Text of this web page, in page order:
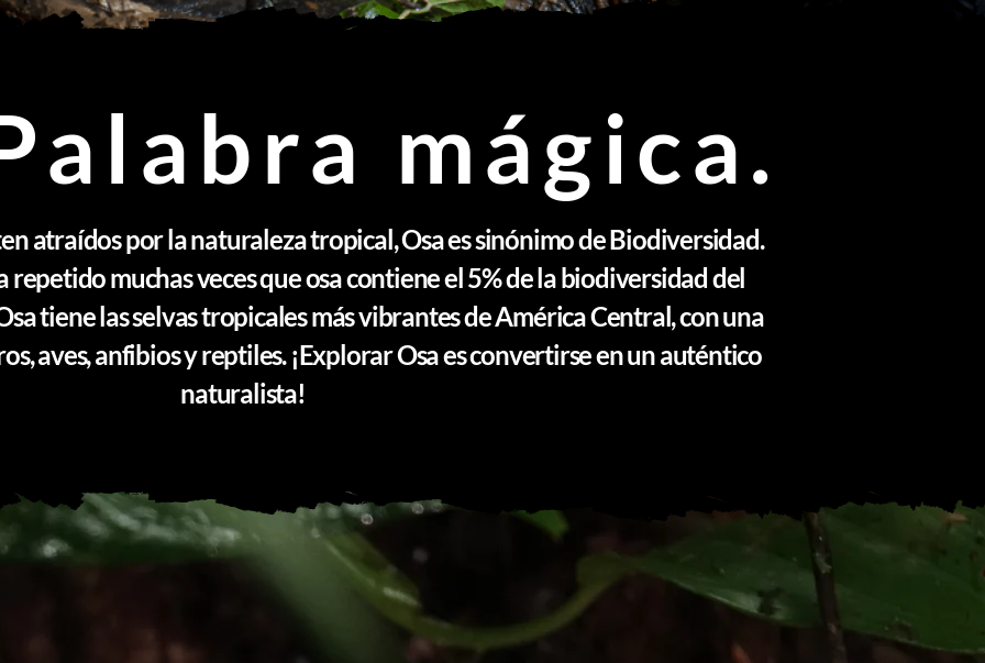
mágica.
atraídos por la naturaleza tropical, Osa es sinónimo de Biodiversidad.
repetido muchas veces que osa contiene el 5% de la biodiversidad del
tiene las selvas tropicales más vibrantes de América Central, con una
aves, anfibios y reptiles. ¡Explorar Osa es convertirse en un auténtico
naturalista!